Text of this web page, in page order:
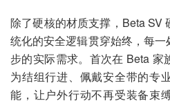
除了硬核的材质支撑，Beta SV
统化的安全逻辑贯穿始终，每
步的实际需求。首次在 Beta 家
为结组行进、佩戴安全带的专
能，让户外行动不再受装备束